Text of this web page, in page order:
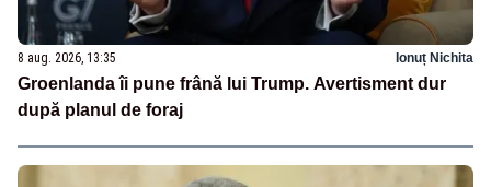
8 aug. 2026, 13:35 Ionuț Nichita
Groenlanda îi pune frână lui Trump. Avertisment dur
după planul de foraj